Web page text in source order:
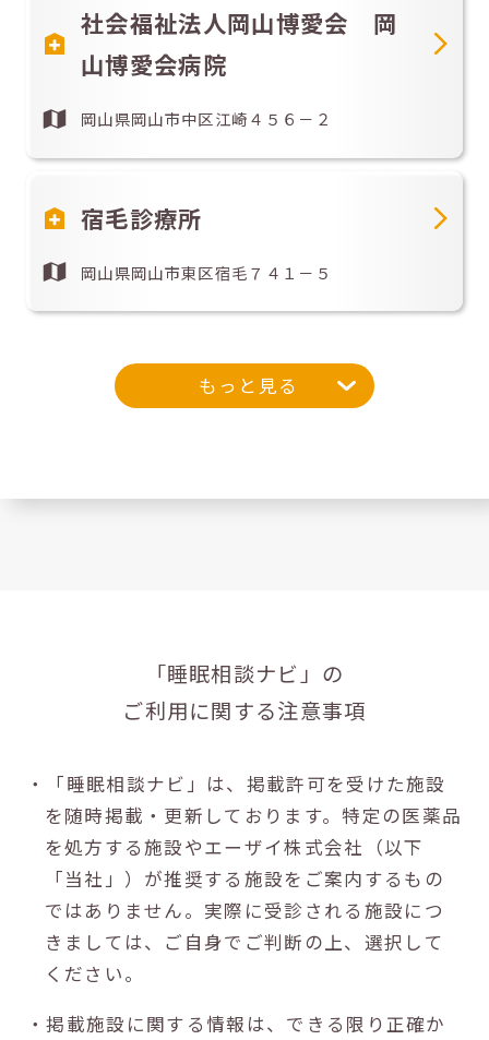
社会福祉法人岡山博愛会 岡
山博愛会病院
岡山県岡山市中区江崎４５６－２
宿毛診療所
岡山県岡山市東区宿毛７４１－５
もっと見る
「睡眠相談ナビ」の
ご利用に関する注意事項
・「睡眠相談ナビ」は、掲載許可を受けた施設
を随時掲載・更新しております。特定の医薬品
を処方する施設やエーザイ株式会社（以下
「当社」）が推奨する施設をご案内するもの
ではありません。実際に受診される施設につ
きましては、ご自身でご判断の上、選択して
ください。
・掲載施設に関する情報は、できる限り正確か